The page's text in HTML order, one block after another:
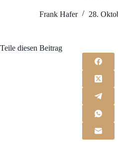
Frank Hafer 28.
Teile diesen Beitrag